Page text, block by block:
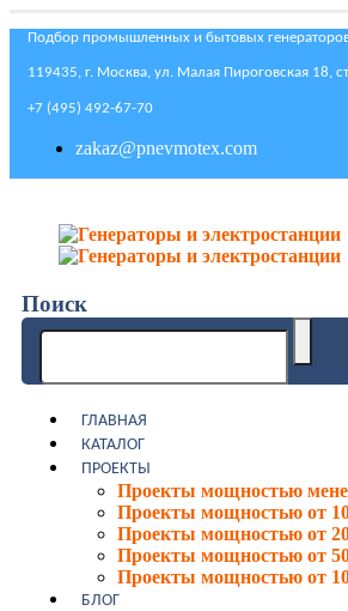
Подбор промышленных и бытовых
119435, г. Москва, ул. Малая Пироговская 18,
+7 (495) 492-67-70
zakaz@pnevmotex.com
Поиск
ГЛАВНАЯ
КАТАЛОГ
ПРОЕКТЫ
Проекты мощностью
Проекты мощностью от
Проекты мощностью от
Проекты мощностью от
Проекты мощностью от
БЛОГ